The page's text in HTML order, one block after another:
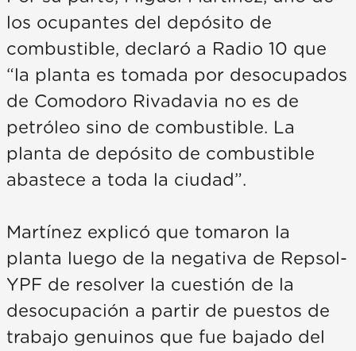
los ocupantes del depósito de
combustible, declaró a Radio 10 que
“la planta es tomada por desocupados
de Comodoro Rivadavia no es de
petróleo sino de combustible. La
planta de depósito de combustible
abastece a toda la ciudad”.
Martínez explicó que tomaron la
planta luego de la negativa de Repsol-
YPF de resolver la cuestión de la
desocupación a partir de puestos de
trabajo genuinos que fue bajado del